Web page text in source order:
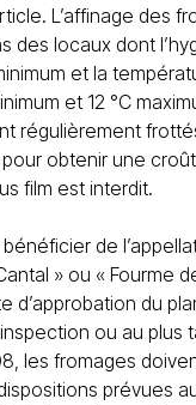
L’affinage des
des locaux dont
et la
et 12 °C
régulièrement
obtenir une
film est interdit.
de
» ou « Fourme
d’approbation du
ou au plus
les fromages
prévues